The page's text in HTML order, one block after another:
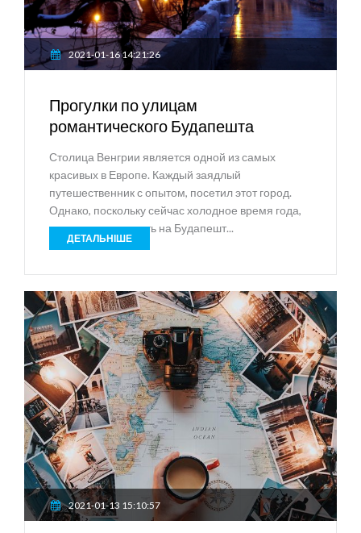
2021-01-16 14:21:26
Прогулки по улицам
романтического Будапешта
Столица Венгрии является одной из самых
красивых в Европе. Каждый заядлый
путешественник с опытом, посетил этот город.
Однако, поскольку сейчас холодное время года,
то хочется взглянуть на Будапешт...
ДЕТАЛЬНІШЕ
2021-01-13 15:10:57